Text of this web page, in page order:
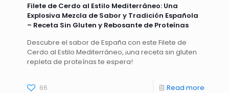
Filete de Cerdo al Estilo Mediterráneo: Una
Explosiva Mezcla de Sabor y Tradición Española
– Receta Sin Gluten y Rebosante de Proteínas
Descubre el sabor de España con este Filete de
Cerdo al Estilo Mediterráneo, ¡una receta sin gluten
repleta de proteínas te espera!
66 Read more